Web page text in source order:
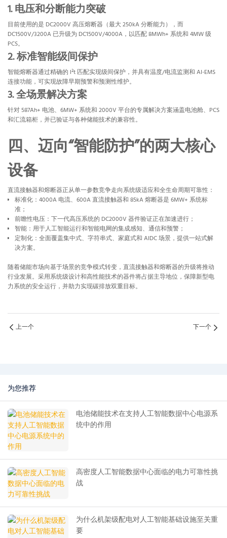
1. 电压和分断能力突破
目前使用的是 DC2000V 高压熔断器（最大 250kA 分断能力），而
DC1500V/3200A 已升级为 DC1500V/4000A，以匹配 8MWh+ 系统和 4MW 级
PCS。
2. 标准智能级间保护
智能熔断器通过精确的 I²t 匹配实现级间保护，并具有温度/电流监测和 AI-EMS
连接功能，可实现故障早期预警和预测性维护。
3. 全场景解决方案
针对 587Ah+ 电池、6MW+ 系统和 2000V 平台的专属解决方案涵盖电池舱、PCS
和汇流箱柜，并已验证与各种储能技术的兼容性。
四、迈向“智能防护”的两大核心
设备
直流接触器和熔断器正从单一参数竞争走向系统级适应和全生命周期可靠性：
标准化：4000A 电流、600A 直流接触器和 85kA 熔断器是 6MW+ 系统标
准；
前瞻性电压：下一代高压系统的 DC2000V 器件验证正在加速进行；
智能：用于人工智能运行和智能电网的集成感知、通信和预警；
定制化：全面覆盖集中式、字符串式、家庭式和 AIDC 场景，提供一站式解
决方案。
随着储能市场向基于场景的竞争模式转变，直流接触器和熔断器的升级将推动
行业发展。采用系统级设计和高性能技术的器件将占据主导地位，保障新型电
力系统的安全运行，并助力实现碳排放双重目标。
上一个 下一个
为您推荐
电池储能技术在支持人工智能数据中心电源系
统中的作用
高密度人工智能数据中心面临的电力可靠性挑
战
为什么机架级配电对人工智能基础设施至关重
要